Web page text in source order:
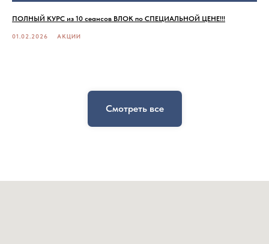
ПОЛНЫЙ КУРС из 10 сеансов ВЛОК по СПЕЦИАЛЬНОЙ ЦЕНЕ!!!
01.02.2026 АКЦИИ
Смотреть все